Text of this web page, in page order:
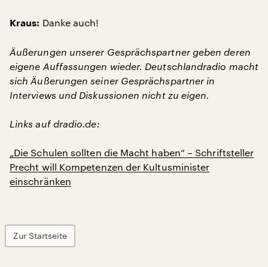
Kraus: Danke auch!
Äußerungen unserer Gesprächspartner geben deren
eigene Auffassungen wieder. Deutschlandradio macht
sich Äußerungen seiner Gesprächspartner in
Interviews und Diskussionen nicht zu eigen.
Links auf dradio.de:
„Die Schulen sollten die Macht haben“ – Schriftsteller
Precht will Kompetenzen der Kultusminister
einschränken
Zur Startseite